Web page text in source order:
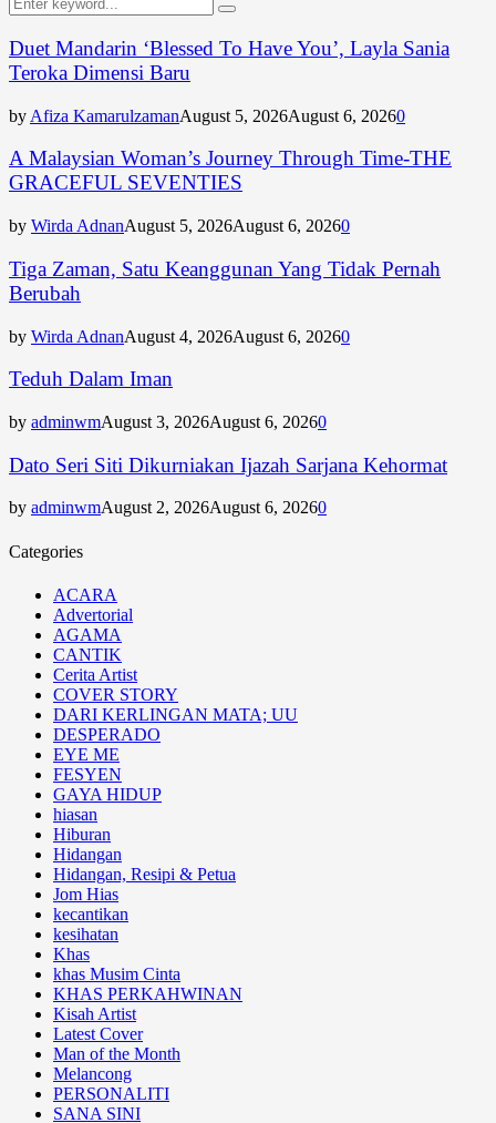
for:
Search
Duet Mandarin ‘Blessed To Have You’, Layla Sania
Teroka Dimensi Baru
by Afiza KamarulzamanAugust 5, 2026August 6, 20260
A Malaysian Woman’s Journey Through Time-THE
GRACEFUL SEVENTIES
by Wirda AdnanAugust 5, 2026August 6, 20260
Tiga Zaman, Satu Keanggunan Yang Tidak Pernah
Berubah
by Wirda AdnanAugust 4, 2026August 6, 20260
Teduh Dalam Iman
by adminwmAugust 3, 2026August 6, 20260
Dato Seri Siti Dikurniakan Ijazah Sarjana Kehormat
by adminwmAugust 2, 2026August 6, 20260
Categories
ACARA
Advertorial
AGAMA
CANTIK
Cerita Artist
COVER STORY
DARI KERLINGAN MATA; UU
DESPERADO
EYE ME
FESYEN
GAYA HIDUP
hiasan
Hiburan
Hidangan
Hidangan, Resipi & Petua
Jom Hias
kecantikan
kesihatan
Khas
khas Musim Cinta
KHAS PERKAHWINAN
Kisah Artist
Latest Cover
Man of the Month
Melancong
PERSONALITI
SANA SINI